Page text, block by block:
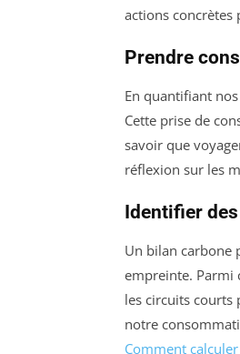
actions concrètes
Prendre
En quantifiant
Cette prise de
savoir que
réflexion sur les
Identifier
Un bilan carbone
empreinte. Parmi
les circuits courts
notre
Comment